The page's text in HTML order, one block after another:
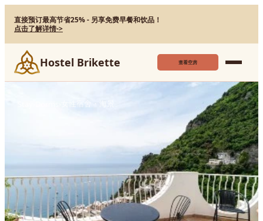
直接预订最高节省25% - 另享免费早餐和饮品！
点击了解详情->
Hostel Brikette 查看空房
女性宿舍・海景